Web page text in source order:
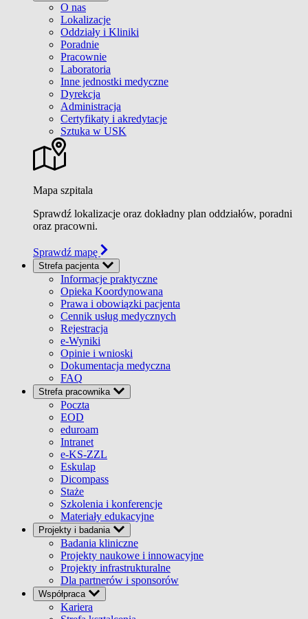
O nas
Lokalizacje
Oddziały i Kliniki
Poradnie
Pracownie
Laboratoria
Inne jednostki medyczne
Dyrekcja
Administracja
Certyfikaty i akredytacje
Sztuka w USK
Mapa szpitala
Sprawdź lokalizacje oraz dokładny plan oddziałów, poradni
oraz pracowni.
Sprawdź mapę
Strefa pacjenta
Informacje praktyczne
Opieka Koordynowana
Prawa i obowiązki pacjenta
Cennik usług medycznych
Rejestracja
e-Wyniki
Opinie i wnioski
Dokumentacja medyczna
FAQ
Strefa pracownika
Poczta
EOD
eduroam
Intranet
e-KS-ZZL
Eskulap
Dicompass
Staże
Szkolenia i konferencje
Materiały edukacyjne
Projekty i badania
Badania kliniczne
Projekty naukowe i innowacyjne
Projekty infrastrukturalne
Dla partnerów i sponsorów
Współpraca
Kariera